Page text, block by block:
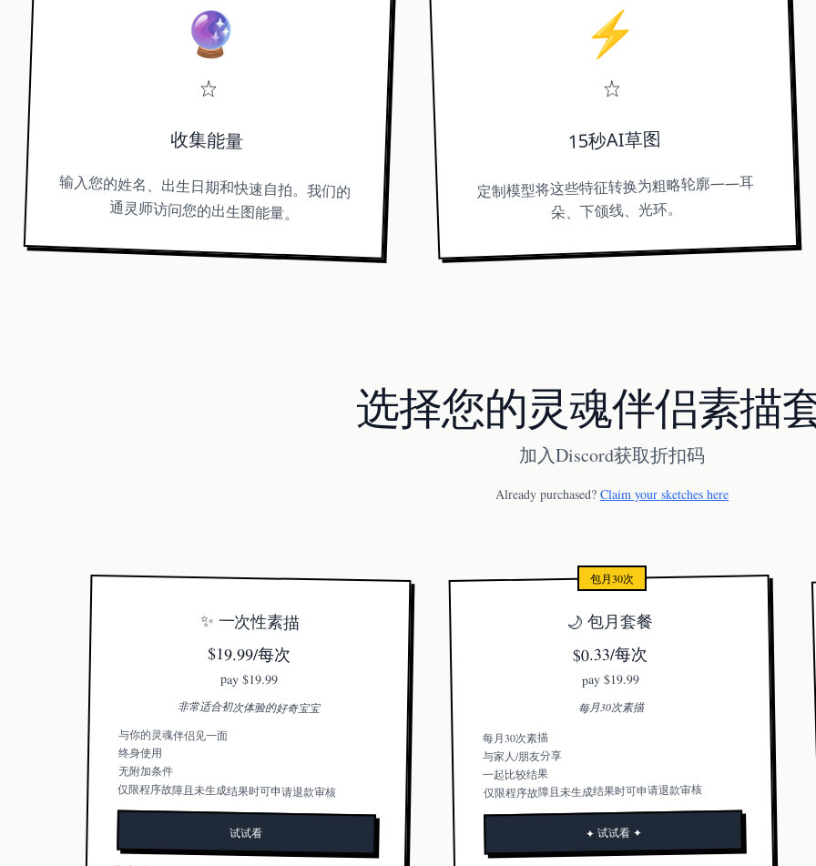
🔮
收集能量
输入您的姓名、出生日期和快速自拍。我们的
通灵师访问您的出生图能量。
⚡
15秒AI草图
定制模型将这些特征转换为粗略轮廓——耳
朵、下颌线、光环。
选择您的灵魂伴侣素描
加入Discord获取折扣码
Already purchased? Claim your sketches here
✨ 一次性素描
$19.99/每次
pay$19.99
非常适合初次体验的好奇宝宝
与你的灵魂伴侣见一面
终身使用
无附加条件
仅限程序故障且未生成结果时可申请退款审核
试试看
包月30次
🌙 包月套餐
$0.33/每次
pay$19.99
每月30次素描
每月30次素描
与家人/朋友分享
一起比较结果
仅限程序故障且未生成结果时可申请退款审核
✦ 试试看 ✦